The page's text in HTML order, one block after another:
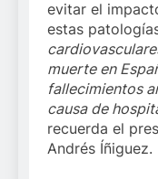
evitar el
estas
muerte en
fallecimientos
causa de
recuerda el
Andrés Íñiguez.